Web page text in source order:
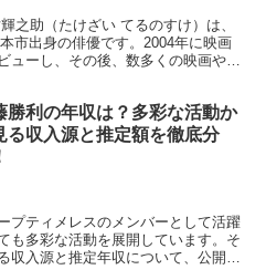
之助（たけざい てるのすけ）は、
市出身の俳優です。2004年に映画
ューし、その後、数多くの映画やド
勝利の年収は？多彩な活動か
る収入源と推定額を徹底分
プティメレスのメンバーとして活躍
も多彩な活動を展開しています。そ
入源と推定年収について、公開さ